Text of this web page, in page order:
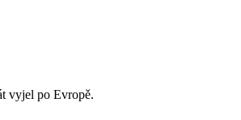
vyjel po Evropě.